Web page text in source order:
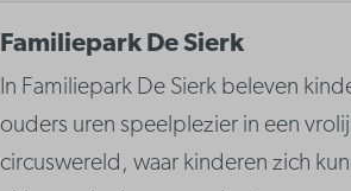
Familiepark De Sierk
In Familiepark De Sierk beleven
ouders uren speelplezier in een
circuswereld, waar kinderen zich